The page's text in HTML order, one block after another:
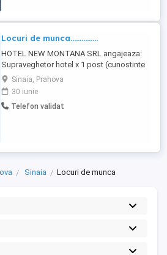
Locuri de munca...............
HOTEL NEW MONTANA SRL angajeaza:
Supraveghetor hotel x 1 post (cunostinte
de limba engleza) Bucatar x 2 posturi
(cunostinte de limba engleza) Se ofera
salariu atractiv, cazare. Pentru relatii
suplimentare, va rugam sa ne contactati la
Sinaia, Prahova
30 iunie
Telefon validat
Sinaia Locuri de munca